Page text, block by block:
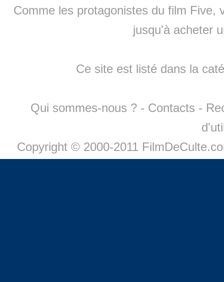
Comme les protagonistes du film Five,
jusqu'à acheter
Ce site est listé dans la
Qui sommes-nous ? - Contacts -
Copyright © 2000-2011